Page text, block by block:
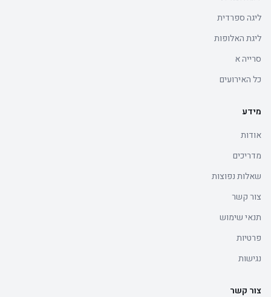
ליגה ספרדית
ליגת האלופות
סרייה א
כל האירועים
מידע
אודות
מדריכים
שאלות נפוצות
צור קשר
תנאי שימוש
פרטיות
נגישות
צור קשר